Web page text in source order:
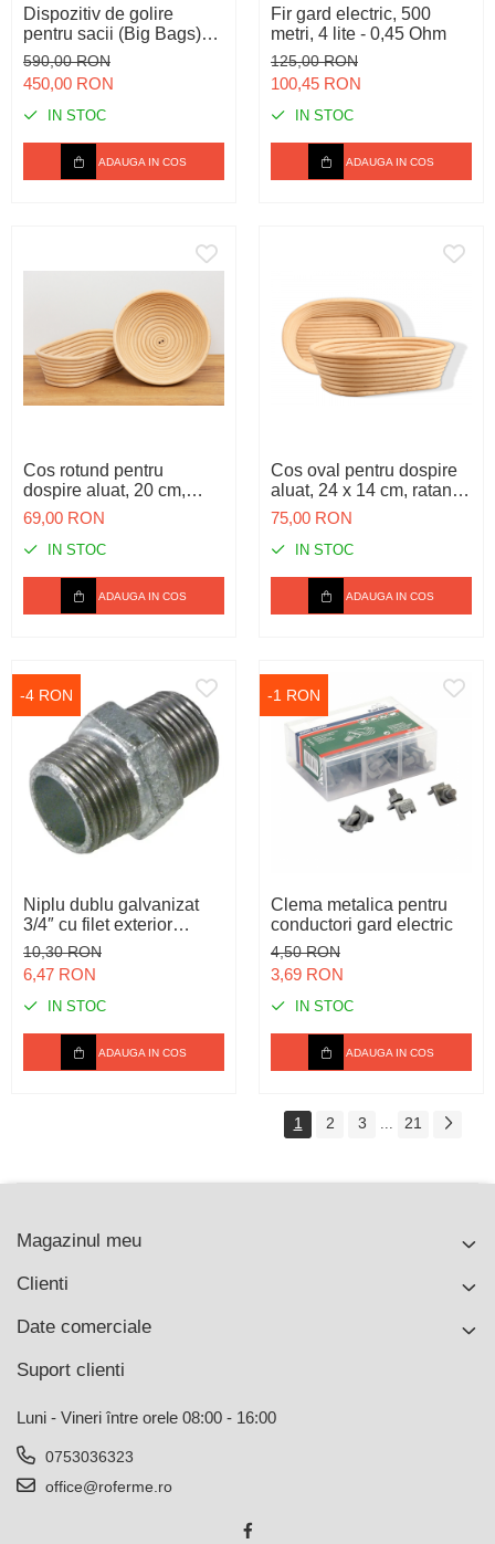
Dispozitiv de golire
pentru sacii (Big Bags)
prevazuti cu gura de
golire
590,00 RON
450,00 RON
IN STOC
ADAUGA IN COS
Fir gard electric, 500
metri, 4 lite - 0,45 Ohm
125,00 RON
100,45 RON
IN STOC
ADAUGA IN COS
Cos rotund pentru
dospire aluat, 20 cm,
ratan, 500 g
69,00 RON
IN STOC
ADAUGA IN COS
Cos oval pentru dospire
aluat, 24 x 14 cm, ratan,
500 g
75,00 RON
IN STOC
ADAUGA IN COS
-4 RON
Niplu dublu galvanizat
3/4″ cu filet exterior
pentru instalații de apă
10,30 RON
6,47 RON
IN STOC
ADAUGA IN COS
-1 RON
Clema metalica pentru
conductori gard electric
4,50 RON
3,69 RON
IN STOC
ADAUGA IN COS
1 2 3 ... 21
Magazinul meu
Clienti
Date comerciale
Suport clienti
Luni - Vineri între orele 08:00 - 16:00
0753036323
office@roferme.ro